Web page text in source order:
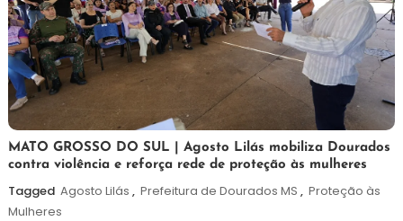
5
de
agosto
de
Maurilio
MATO GROSSO DO SUL | Agosto Lilás mobiliza Dourados
contra violência e reforça rede de proteção às mulheres
Tagged Agosto Lilás , Prefeitura de Dourados MS , Proteção às
Mulheres